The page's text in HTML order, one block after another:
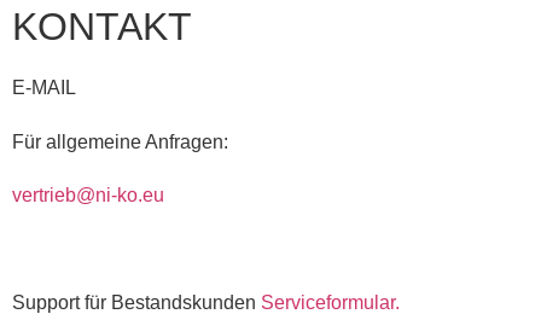
KONTAKT
E-MAIL
Für allgemeine Anfragen:
vertrieb@ni-ko.eu
Support für Bestandskunden Serviceformular.